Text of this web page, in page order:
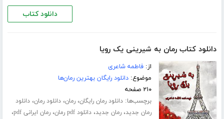
دانلود کتاب
دانلود کتاب رمان به شیرینی یک رویا
از:فاطمه شاعری
موضوع:دانلود رایگان بهترین رمان‌ها
۲۱۰ صفحه
برچسب‌ها:دانلود رمان رایگان،رمان،دانلود رمان،دانلود
رمان جدید،رمان جدید،دانلود pdf رمان ،رمان ایرانی pdf ،